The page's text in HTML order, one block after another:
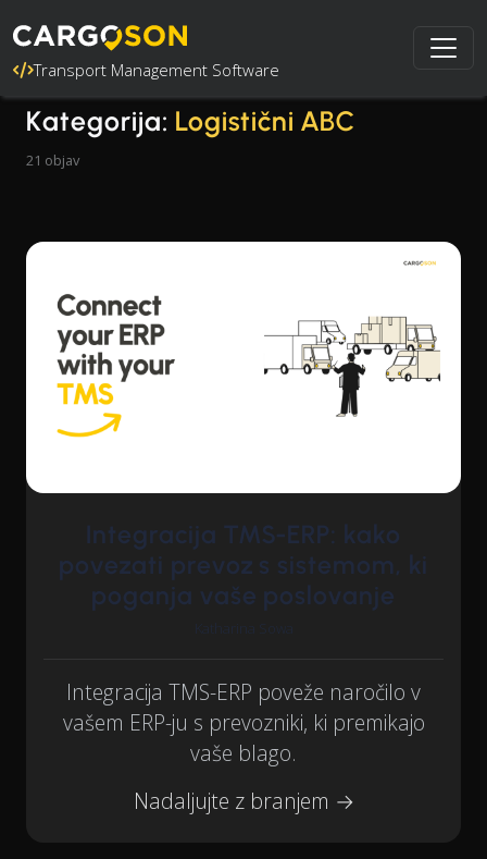
Transport Management Software
Kategorija: Logistični ABC
21 objav
Integracija TMS-ERP: kako
povezati prevoz s sistemom, ki
poganja vaše poslovanje
Katharina Sowa
Integracija TMS-ERP poveže naročilo v
vašem ERP-ju s prevozniki, ki premikajo
vaše blago.
Nadaljujte z branjem →